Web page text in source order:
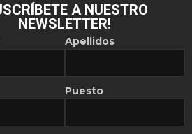
A NUESTRO
NEWSLETTER!
Apellidos
Puesto